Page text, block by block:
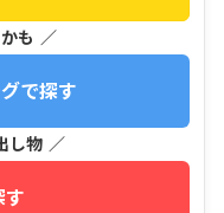
も ／
で探す
し物 ／
す